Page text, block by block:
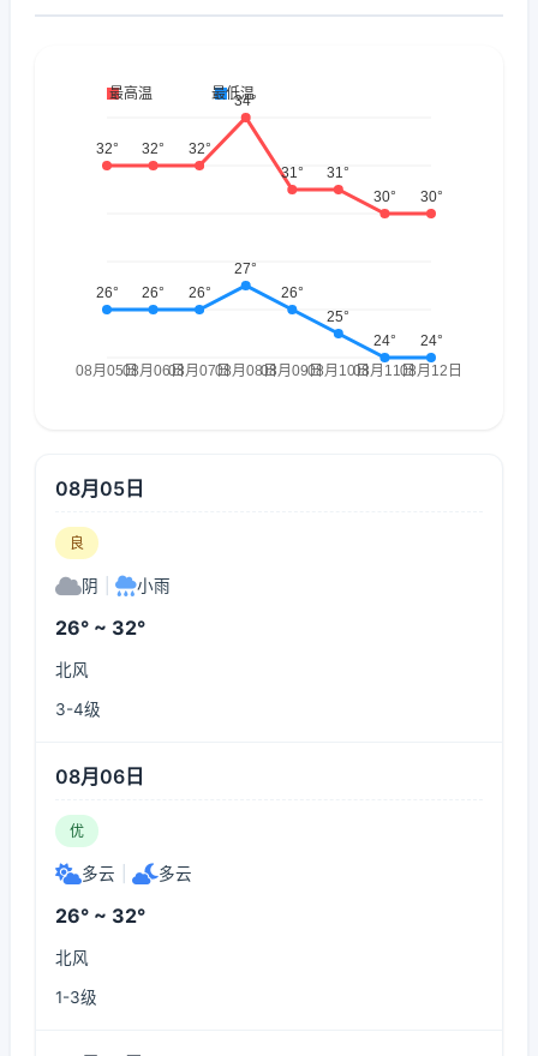
08月05日
良
阴 小雨
26° ~ 32°
北风
3-4级
08月06日
优
多云 多云
26° ~ 32°
北风
1-3级